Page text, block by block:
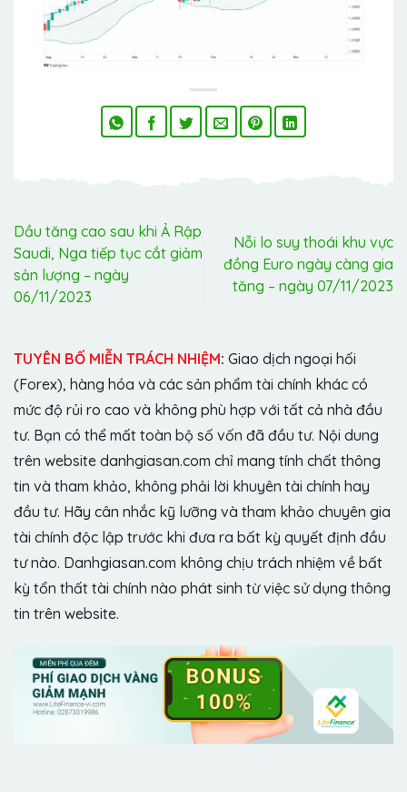
Dầu tăng cao sau khi Ả Rập
Saudi, Nga tiếp tục cắt giảm
sản lượng – ngày
06/11/2023
Nỗi lo suy thoái khu vực
đồng Euro ngày càng gia
tăng – ngày 07/11/2023
TUYÊN BỐ MIỄN TRÁCH NHIỆM: Giao dịch ngoại hối
(Forex), hàng hóa và các sản phẩm tài chính khác có
mức độ rủi ro cao và không phù hợp với tất cả nhà đầu
tư. Bạn có thể mất toàn bộ số vốn đã đầu tư. Nội dung
trên website danhgiasan.com chỉ mang tính chất thông
tin và tham khảo, không phải lời khuyên tài chính hay
đầu tư. Hãy cân nhắc kỹ lưỡng và tham khảo chuyên gia
tài chính độc lập trước khi đưa ra bất kỳ quyết định đầu
tư nào. Danhgiasan.com không chịu trách nhiệm về bất
kỳ tổn thất tài chính nào phát sinh từ việc sử dụng thông
tin trên website.